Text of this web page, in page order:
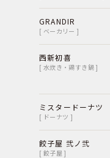
GRANDIR
[ ベーカリー ]
西新初喜
[ 水炊き・鶏すき鍋 ]
ミスタードーナツ
[ ドーナツ ]
餃子屋 弐ノ弐
[ 餃子屋 ]